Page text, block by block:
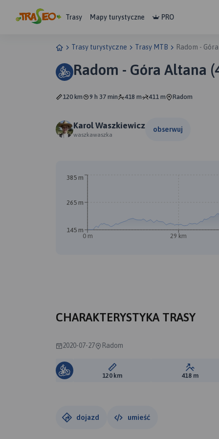
Trasy Mapy turystyczne PRO
Trasy turystyczne Trasy MTB Radom -
Radom - Góra Altana
120 km 9 h 37 min 418 m 411 m Radom
Karol Waszkiewicz
waszkawaszka
obserwuj
0 m 29 km
145 m
265 m
385 m
CHARAKTERYSTYKA TRASY
2020-07-27 Radom
Długość trasy:
120 km Suma
418 m
dojazd umieść